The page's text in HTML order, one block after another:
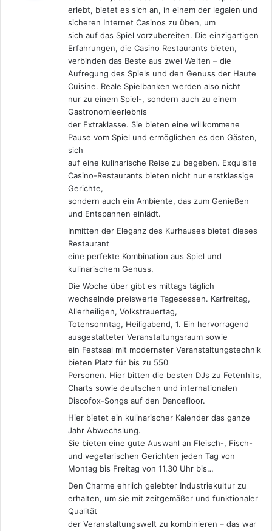
a
t
:
erlebt, bietet es sich an, in einem der legalen und
sicheren Internet Casinos zu üben, um
sich auf das Spiel vorzubereiten. Die einzigartigen
Erfahrungen, die Casino Restaurants bieten,
verbinden das Beste aus zwei Welten – die
Aufregung des Spiels und den Genuss der Haute
Cuisine. Reale Spielbanken werden also nicht
nur zu einem Spiel-, sondern auch zu einem
Gastronomieerlebnis
der Extraklasse. Sie bieten eine willkommene
Pause vom Spiel und ermöglichen es den Gästen,
sich
auf eine kulinarische Reise zu begeben. Exquisite
Casino-Restaurants bieten nicht nur erstklassige
Gerichte,
sondern auch ein Ambiente, das zum Genießen
und Entspannen einlädt.
Inmitten der Eleganz des Kurhauses bietet dieses
Restaurant
eine perfekte Kombination aus Spiel und
kulinarischem Genuss.
Die Woche über gibt es mittags täglich
wechselnde preiswerte Tagesessen. Karfreitag,
Allerheiligen, Volkstrauertag,
Totensonntag, Heiligabend, 1. Ein hervorragend
ausgestatteter Veranstaltungsraum sowie
ein Festsaal mit modernster Veranstaltungstechnik
bieten Platz für bis zu 550
Personen. Hier bitten die besten DJs zu Fetenhits,
Charts sowie deutschen und internationalen
Discofox-Songs auf den Dancefloor.
Hier bietet ein kulinarischer Kalender das ganze
Jahr Abwechslung.
Sie bieten eine gute Auswahl an Fleisch-, Fisch-
und vegetarischen Gerichten jeden Tag von
Montag bis Freitag von 11.30 Uhr bis…
Den Charme ehrlich gelebter Industriekultur zu
erhalten, um sie mit zeitgemäßer und funktionaler
Qualität
der Veranstaltungswelt zu kombinieren – das war